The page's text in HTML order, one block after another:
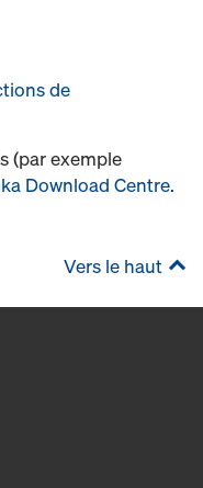
de
(par exemple
Download Centre.
Vers le haut